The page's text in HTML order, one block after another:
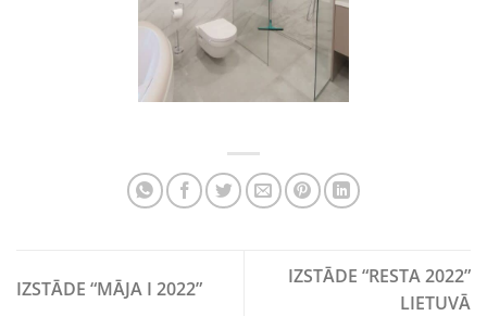
IZSTĀDE “MĀJA I 2022”
IZSTĀDE “RESTA 2022”
LIETUVĀ